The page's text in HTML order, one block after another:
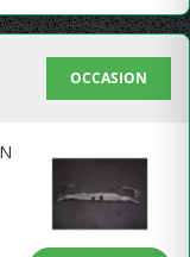
OCCASION